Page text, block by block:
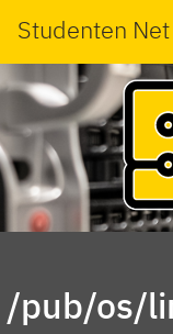
Studenten
/pub/os/